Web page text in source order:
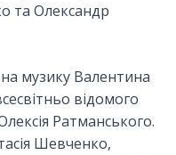
та Олександр
на музику Валентина
відомого
Ратманського.
Шевченко,